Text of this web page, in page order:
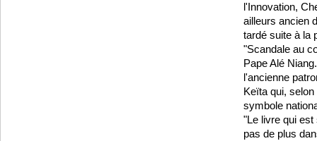
l'Innovation,
ailleurs ancien
tardé suite à la
"Scandale au
Pape Alé
l'ancienne
Keïta qui,
symbole
"Le livre qui
pas de plus